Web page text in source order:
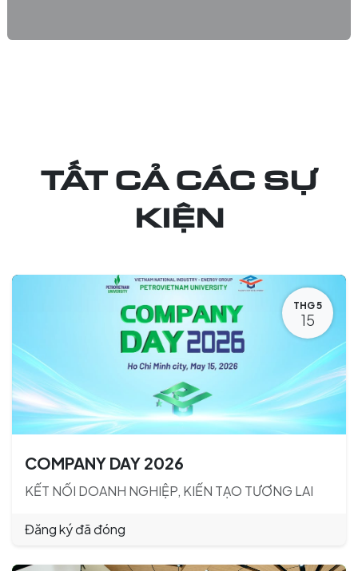
TẤT CẢ CÁC SỰ
KIỆN
THG 5
15
COMPANY DAY 2026
KẾT NỐI DOANH NGHIỆP, KIẾN TẠO TƯƠNG LAI
Đăng ký đã đóng